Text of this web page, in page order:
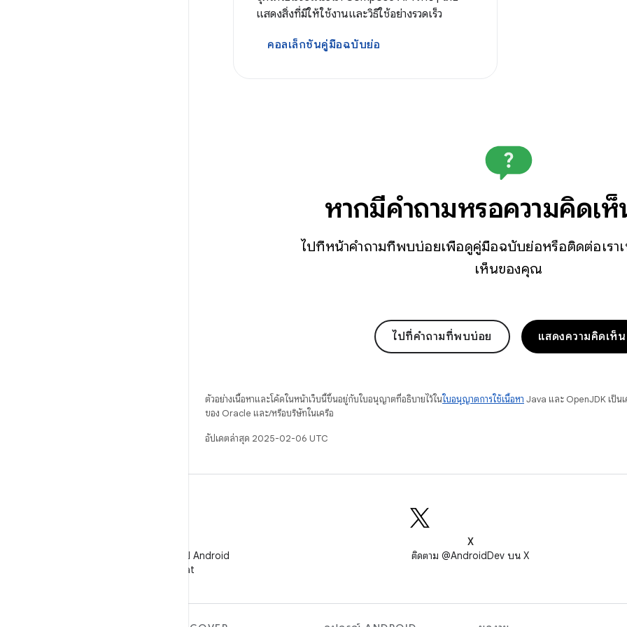
แสดงสิ่งที่มีให้ใช้งานและวิธีใช้อย่างรวดเร็ว
คอลเล็กชันคู่มือฉบับย่อ
หากมีคำถามหรือความคิดเ
ไปที่หน้าคำถามที่พบบ่อยเพื่อดูคู่มือฉบับย่อหรือติดต่อเรา
เห็นของคุณ
ไปที่คำถามที่พบบ่อย แสดงความคิดเห็น
ตัวอย่างเนื้อหาและโค้ดในหน้าเว็บนี้ขึ้นอยู่กับใบอนุญาตที่อธิบายไว้ในใบอนุญาตการใช้เนื้อหา Java และ OpenJDK เป็นเ
ของ Oracle และ/หรือบริษัทในเครือ
อัปเดตล่าสุด 2025-02-06 UTC
ติดตามนักพัฒนาแอป Android
บน WeChat
X
ติดตาม @AndroidDev บน X